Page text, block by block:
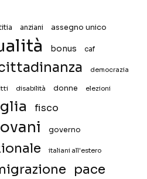
anziani assegno unico
bonus caf
democrazia
disabilità donne elezioni
fisco
governo
italiani all'estero
pace